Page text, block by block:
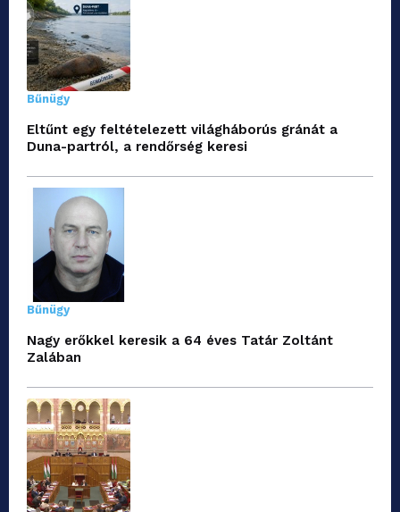
Bűnügy
Eltűnt egy feltételezett világháborús gránát a
Duna-partról, a rendőrség keresi
Bűnügy
Nagy erőkkel keresik a 64 éves Tatár Zoltánt
Zalában